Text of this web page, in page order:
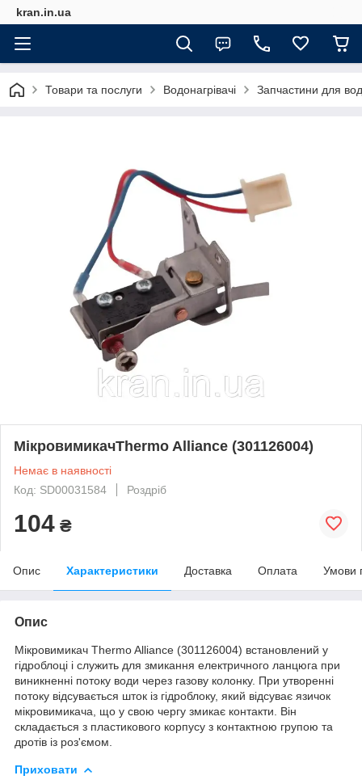
kran.in.ua
Товари та послуги Водонагрівачі Запчастини для
МікровимикачThermo Alliance (301126004)
Немає в наявності
Код: SD00031584
Роздріб
104 ₴
Опис Характеристики Доставка Оплата Умови
Опис
Мікровимикач Thermo Alliance (301126004) встановлений у
гідроблоці і служить для змикання електричного ланцюга при
виникненні потоку води через газову колонку. При утворенні
потоку відсувається шток із гідроблоку, який відсуває язичок
мікровимикача, що у свою чергу змикає контакти. Він
складається з пластикового корпусу з контактною групою та
дротів із роз'ємом.
Приховати